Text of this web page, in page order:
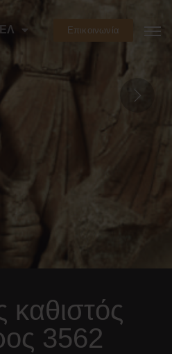
ΕΛ Επικοινωνία
καθιστός
3562